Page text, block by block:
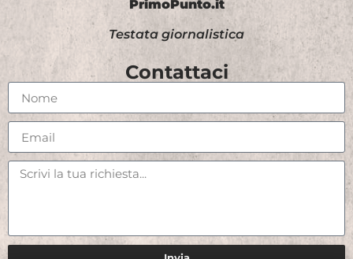
PrimoPunto.it
Testata giornalistica
Contattaci